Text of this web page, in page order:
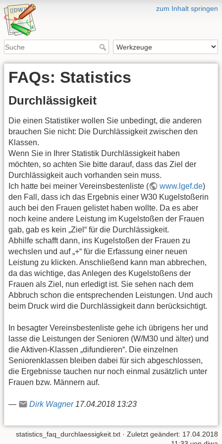
zum Inhalt springen
FAQs: Statistics
Durchlässigkeit
Die einen Statistiker wollen Sie unbedingt, die anderen
brauchen Sie nicht: Die Durchlässigkeit zwischen den
Klassen.
Wenn Sie in Ihrer Statistik Durchlässigkeit haben
möchten, so achten Sie bitte darauf, dass das Ziel der
Durchlässigkeit auch vorhanden sein muss.
Ich hatte bei meiner Vereinsbestenliste (
www.lgef.de)
den Fall, dass ich das Ergebnis einer W30 Kugelstoßerin
auch bei den Frauen gelistet haben wollte. Da es aber
noch keine andere Leistung im Kugelstoßen der Frauen
gab, gab es kein „Ziel“ für die Durchlässigkeit.
Abhilfe schafft dann, ins Kugelstoßen der Frauen zu
wechslen und auf „+“ für die Erfassung einer neuen
Leistung zu klicken. Anschließend kann man abbrechen,
da das wichtige, das Anlegen des Kugelstoßens der
Frauen als Ziel, nun erledigt ist. Sie sehen nach dem
Abbruch schon die entsprechenden Leistungen. Und auch
beim Druck wird die Durchlässigkeit dann berücksichtigt.
In besagter Vereinsbestenliste gehe ich übrigens her und
lasse die Leistungen der Senioren (W/M30 und älter) und
die Aktiven-Klassen „difundieren“. Die einzelnen
Seniorenklassen bleiben dabei für sich abgeschlossen,
die Ergebnisse tauchen nur noch einmal zusätzlich unter
Frauen bzw. Männern auf.
— Dirk Wagner17.04.2018 13:23
statistics_faq_durchlaessigkeit.txt · Zuletzt geändert: 17.04.2018